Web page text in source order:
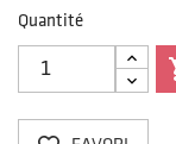
Quantité